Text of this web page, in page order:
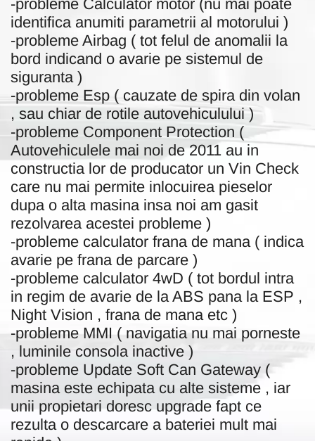
-probleme Calculator motor (nu mai poate
identifica anumiti parametrii al motorului )
-probleme Airbag ( tot felul de anomalii la
bord indicand o avarie pe sistemul de
siguranta )
-probleme Esp ( cauzate de spira din volan
, sau chiar de rotile autovehiculului )
-probleme Component Protection (
Autovehiculele mai noi de 2011 au in
constructia lor de producator un Vin Check
care nu mai permite inlocuirea pieselor
dupa o alta masina insa noi am gasit
rezolvarea acestei probleme )
-probleme calculator frana de mana ( indica
avarie pe frana de parcare )
-probleme calculator 4wD ( tot bordul intra
in regim de avarie de la ABS pana la ESP ,
Night Vision , frana de mana etc )
-probleme MMI ( navigatia nu mai porneste
, luminile consola inactive )
-probleme Update Soft Can Gateway (
masina este echipata cu alte sisteme , iar
unii propietari doresc upgrade fapt ce
rezulta o descarcare a bateriei mult mai